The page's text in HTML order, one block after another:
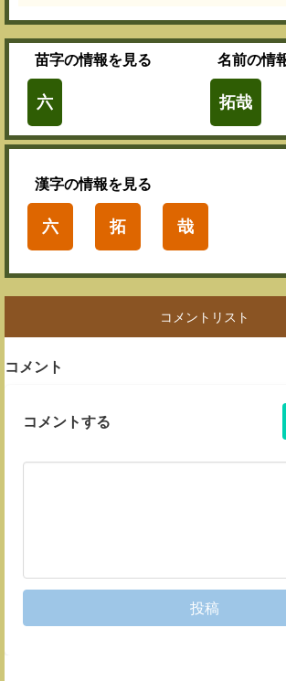
苗字の情報を見る
六
名前の情
拓哉
漢字の情報を見る
六 拓 哉
コメントリスト
コメント
コメントする
投稿